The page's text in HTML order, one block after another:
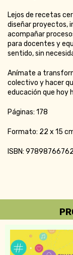
Lejos de recetas
diseñar proyectos,
acompañar
para docentes y
sentido, sin
Anímate a
colectivo y hacer
educación que hoy
Páginas: 178
Formato: 22 x 15
ISBN: